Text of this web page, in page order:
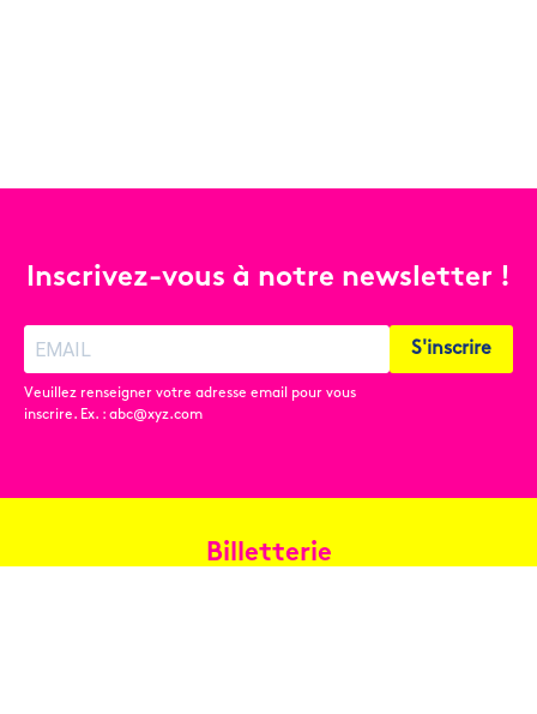
Inscrivez-vous à notre newsletter !
Veuillez renseigner votre adresse email pour vous
inscrire. Ex. : abc@xyz.com
S'inscrire
Billetterie